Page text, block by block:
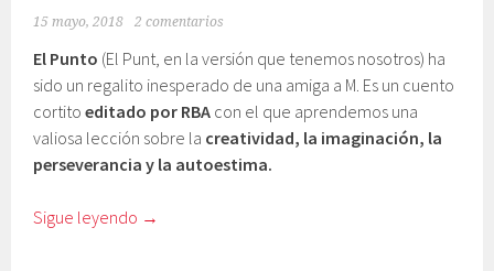
15 mayo, 2018 2 comentarios
El Punto (El Punt, en la versión que tenemos nosotros) ha
sido un regalito inesperado de una amiga a M. Es un cuento
cortitoeditado por RBA con el que aprendemos una
valiosa lección sobre la creatividad, la imaginación, la
perseverancia y la autoestima.
Sigue leyendo →